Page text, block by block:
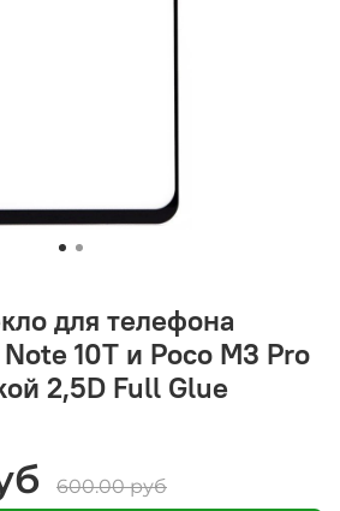
для телефона
10T и Poco M3 Pro
2,5D Full Glue
600.00 руб